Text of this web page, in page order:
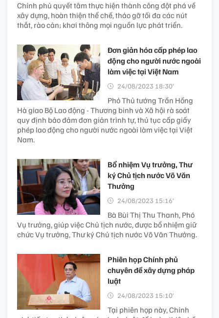
Chính phủ quyết tâm thực hiện thành công đột phá về
xây dựng, hoàn thiện thể chế, tháo gỡ tối đa các nút
thắt, rào cản; khơi thông mọi nguồn lực phát triển.
Đơn giản hóa cấp phép lao
động cho người nước ngoài
làm việc tại Việt Nam
24/08/2023 18:30’
Phó Thủ tướng Trần Hồng
Hà giao Bộ Lao động - Thương binh và Xã hội rà soát
quy định bảo đảm đơn giản trình tự, thủ tục cấp giấy
phép lao động cho người nước ngoài làm việc tại Việt
Nam.
Bổ nhiệm Vụ trưởng, Thư
ký Chủ tịch nước Võ Văn
Thưởng
24/08/2023 15:16’
Bà Bùi Thị Thu Thanh, Phó
Vụ trưởng, giúp việc Chủ tịch nước, được bổ nhiệm giữ
chức Vụ trưởng, Thư ký Chủ tịch nước Võ Văn Thưởng.
Phiên họp Chính phủ
chuyên đề xây dựng pháp
luật
24/08/2023 15:10’
Tại phiên họp này, Chính